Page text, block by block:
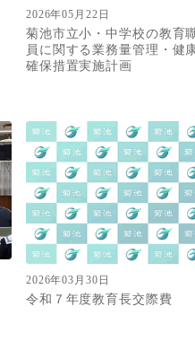
2026年05月22日
菊池市立小・中学校の教育
員に関する業務量管理・健
確保措置実施計画
2026年03月30日
令和７年度教育長交際費